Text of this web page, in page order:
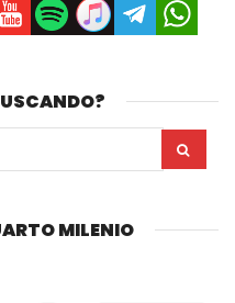
MILENIO